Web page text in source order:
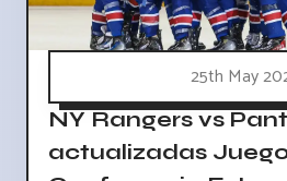
25th May
NY Rangers vs
actualizadas